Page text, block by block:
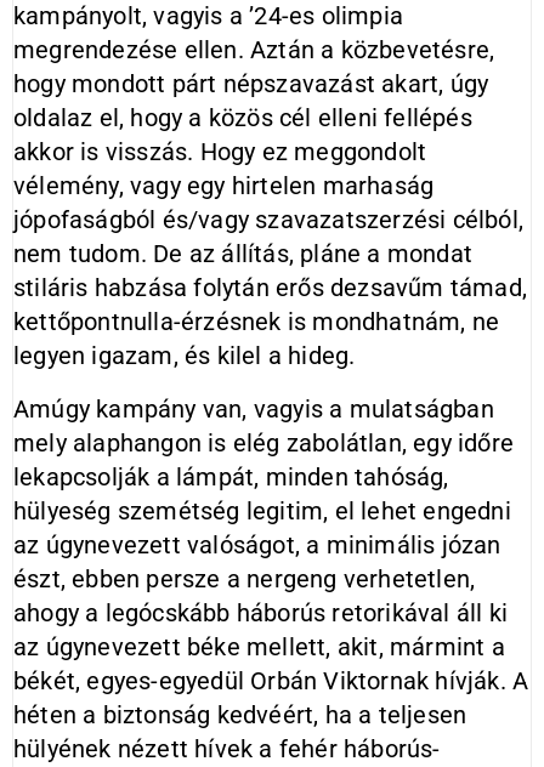
kampányolt, vagyis a ’24-es olimpia
megrendezése ellen. Aztán a közbevetésre,
hogy mondott párt népszavazást akart, úgy
oldalaz el, hogy a közös cél elleni fellépés
akkor is visszás. Hogy ez meggondolt
vélemény, vagy egy hirtelen marhaság
jópofaságból és/vagy szavazatszerzési célból,
nem tudom. De az állítás, pláne a mondat
stiláris habzása folytán erős dezsavűm támad,
kettőpontnulla-érzésnek is mondhatnám, ne
legyen igazam, és kilel a hideg.
Amúgy kampány van, vagyis a mulatságban
mely alaphangon is elég zabolátlan, egy időre
lekapcsolják a lámpát, minden tahóság,
hülyeség szemétség legitim, el lehet engedni
az úgynevezett valóságot, a minimális józan
észt, ebben persze a nergeng verhetetlen,
ahogy a legócskább háborús retorikával áll ki
az úgynevezett béke mellett, akit, mármint a
békét, egyes-egyedül Orbán Viktornak hívják. A
héten a biztonság kedvéért, ha a teljesen
hülyének nézett hívek a fehér háborús-